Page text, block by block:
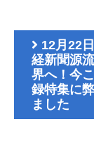
12月22
経新聞源
界へ！今
録特集に
ました